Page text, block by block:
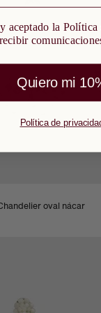
oval nácar
la Política
aceptado la Política
Quiero mi
Política de